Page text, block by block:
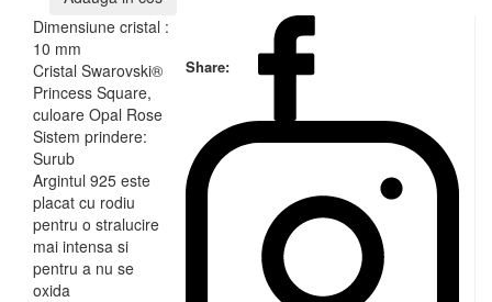
Share:
Dimensiune cristal :
10 mm
Cristal Swarovski®
Princess Square,
culoare Opal Rose
Sistem prindere:
Surub
Argintul 925 este
placat cu rodiu
pentru o stralucire
mai intensa si
pentru a nu se
oxida